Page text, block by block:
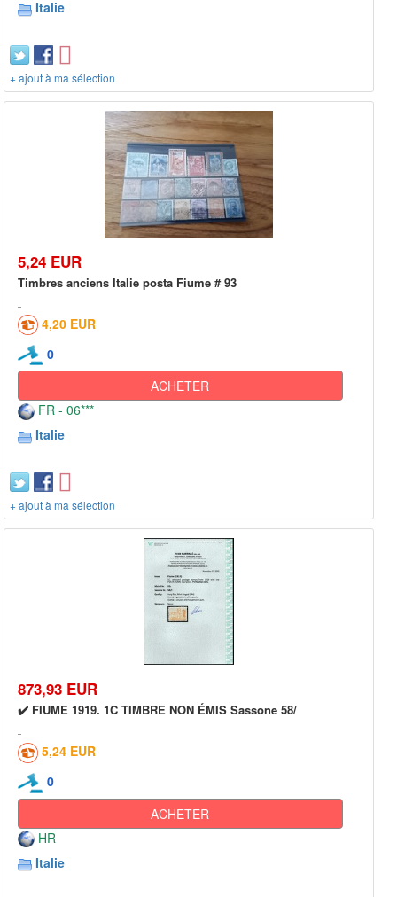
Italie
+ ajout à ma sélection
5,24 EUR
Timbres anciens Italie posta Fiume # 93
4,20 EUR
0
ACHETER
FR - 06***
Italie
+ ajout à ma sélection
873,93 EUR
✔️ FIUME 1919. 1C TIMBRE NON ÉMIS Sassone 58/
5,24 EUR
0
ACHETER
HR
Italie